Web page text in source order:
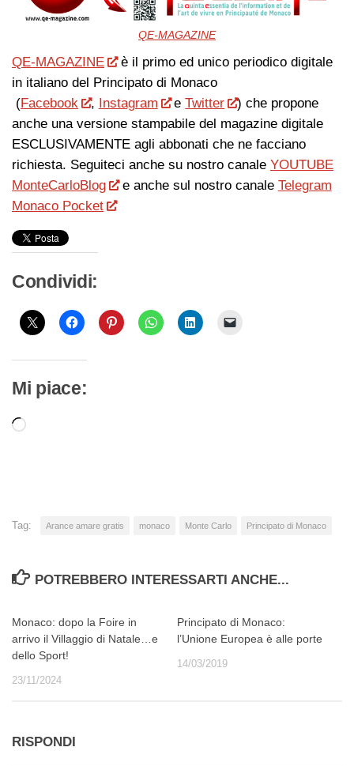
QE-MAGAZINE
QE-MAGAZINE
è il primo ed unico periodico digitale
in italiano del Principato di Monaco
(Facebook , Instagram eTwitter
) che propone
anche una versione stampabile del magazine digitale
ESCLUSIVAMENTE agli abbonati che ne facciano
richiesta. Seguiteci anche su nostro canale YOUTUBE
MonteCarloBlog
e anche sul nostro canale Telegram
Monaco Pocket
Condividi:
Mi piace:
Caricamento
Tag: Arance amare gratis monaco Monte Carlo Principato di Monaco
POTREBBERO INTERESSARTI ANCHE...
Monaco: dopo la Foire in
arrivo il Villaggio di Natale…e
dello Sport!
23/11/2024
Principato di Monaco:
l’Unione Europea è alle porte
14/03/2019
RISPONDI